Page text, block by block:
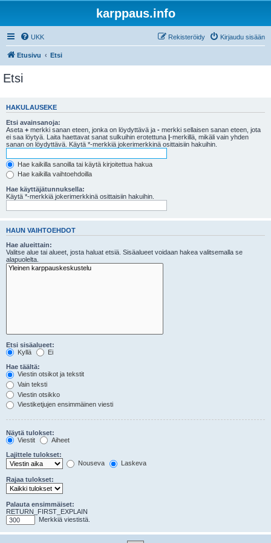
karppaus.info
UKK Kirjaudu sisään
Rekisteröidy
Etusivu Etsi
Etsi
HAKULAUSEKE
Etsi avainsanoja:
Aseta + merkki sanan eteen, jonka on löydyttävä ja - merkki sellaisen sanan eteen, jota
ei saa löytyä. Laita haettavat sanat sulkuihin erotettuna |-merkillä, mikäli vain yhden
sanan on löydyttävä. Käytä *-merkkiä jokerimerkkinä osittaisiin hakuihin.
Hae kaikilla sanoilla tai käytä kirjoitettua hakua
Hae kaikilla vaihtoehdoilla
Hae käyttäjätunnuksella:
Käytä *-merkkiä jokerimerkkinä osittaisiin hakuihin.
HAUN VAIHTOEHDOT
Hae alueittain:
Valitse alue tai alueet, josta haluat etsiä. Sisäalueet voidaan hakea valitsemalla se
alapuolelta.
Etsi sisäalueet:
Kyllä
Ei
Hae täältä:
Viestin otsikot ja tekstit
Vain teksti
Viestin otsikko
Viestiketjujen ensimmäinen viesti
Näytä tulokset:
Viestit
Aiheet
Lajittele tulokset:
Nouseva
Laskeva
Rajaa tulokset:
Palauta ensimmäiset:
RETURN_FIRST_EXPLAIN
Merkkiä viestistä.